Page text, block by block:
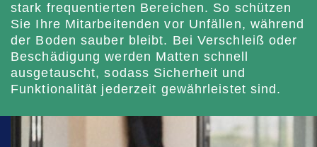
stark frequentierten Bereichen. So schützen
Sie Ihre Mitarbeitenden vor Unfällen, während
der Boden sauber bleibt. Bei Verschleiß oder
Beschädigung werden Matten schnell
ausgetauscht, sodass Sicherheit und
Funktionalität jederzeit gewährleistet sind.